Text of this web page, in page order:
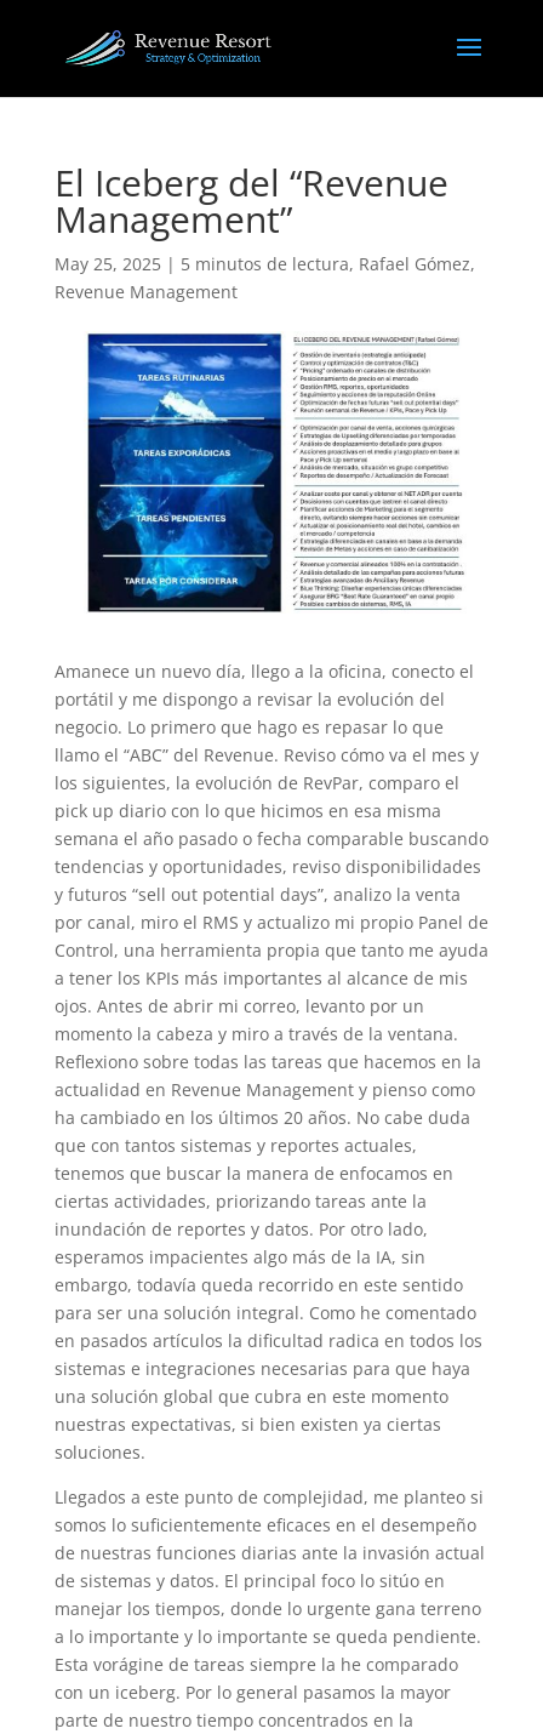
El Iceberg del “Revenue
Management”
May 25, 2025| 5 minutos de lectura, Rafael Gómez,
Revenue Management
Amanece un nuevo día, llego a la oficina, conecto el
portátil y me dispongo a revisar la evolución del
negocio. Lo primero que hago es repasar lo que
llamo el “ABC” del Revenue. Reviso cómo va el mes y
los siguientes, la evolución de RevPar, comparo el
pick up diario con lo que hicimos en esa misma
semana el año pasado o fecha comparable buscando
tendencias y oportunidades, reviso disponibilidades
y futuros “sell out potential days”, analizo la venta
por canal, miro el RMS y actualizo mi propio Panel de
Control, una herramienta propia que tanto me ayuda
a tener los KPIs más importantes al alcance de mis
ojos. Antes de abrir mi correo, levanto por un
momento la cabeza y miro a través de la ventana.
Reflexiono sobre todas las tareas que hacemos en la
actualidad en Revenue Management y pienso como
ha cambiado en los últimos 20 años. No cabe duda
que con tantos sistemas y reportes actuales,
tenemos que buscar la manera de enfocamos en
ciertas actividades, priorizando tareas ante la
inundación de reportes y datos. Por otro lado,
esperamos impacientes algo más de la IA, sin
embargo, todavía queda recorrido en este sentido
para ser una solución integral. Como he comentado
en pasados artículos la dificultad radica en todos los
sistemas e integraciones necesarias para que haya
una solución global que cubra en este momento
nuestras expectativas, si bien existen ya ciertas
soluciones.
Llegados a este punto de complejidad, me planteo si
somos lo suficientemente eficaces en el desempeño
de nuestras funciones diarias ante la invasión actual
de sistemas y datos. El principal foco lo sitúo en
manejar los tiempos, donde lo urgente gana terreno
a lo importante y lo importante se queda pendiente.
Esta vorágine de tareas siempre la he comparado
con un iceberg. Por lo general pasamos la mayor
parte de nuestro tiempo concentrados en la